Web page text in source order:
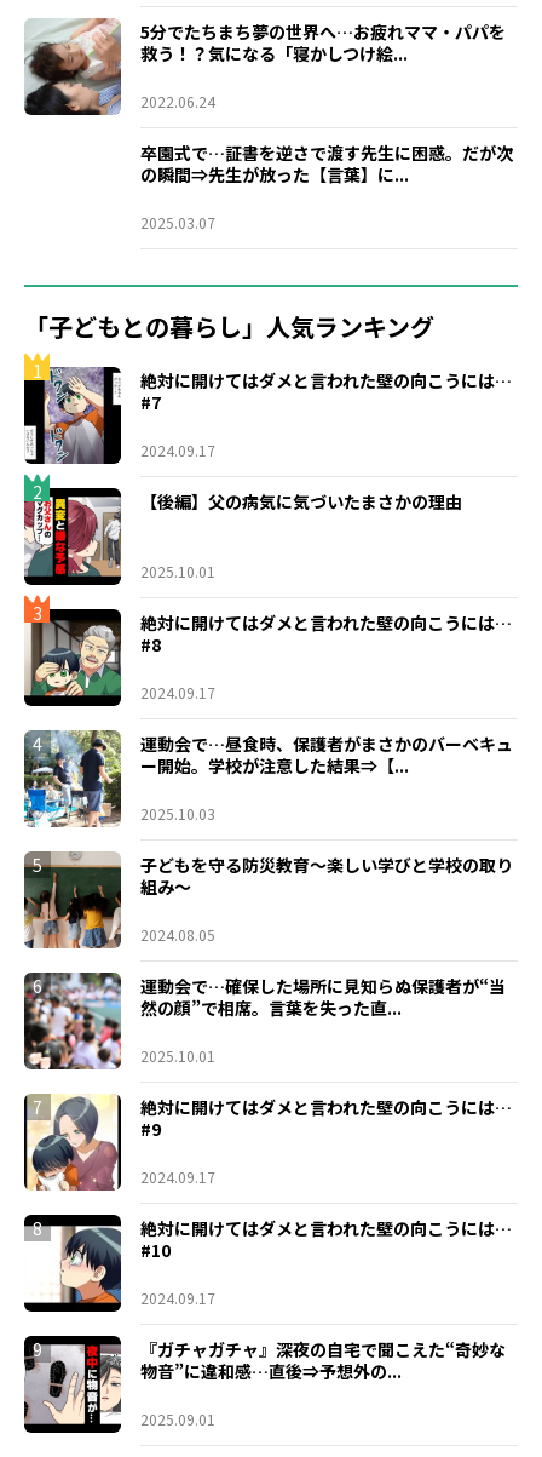
5分でたちまち夢の世界へ…お疲れママ・パパを
救う！？気になる「寝かしつけ絵...
2022.06.24
卒園式で…証書を逆さで渡す先生に困惑。だが次
の瞬間⇒先生が放った【言葉】に...
2025.03.07
「子どもとの暮らし」人気ランキング
1
絶対に開けてはダメと言われた壁の向こうには…
#7
2024.09.17
2 【後編】父の病気に気づいたまさかの理由
2025.10.01
3
絶対に開けてはダメと言われた壁の向こうには…
#8
2024.09.17
4
運動会で…昼食時、保護者がまさかのバーベキュ
ー開始。学校が注意した結果⇒【...
2025.10.03
5
子どもを守る防災教育～楽しい学びと学校の取り
組み～
2024.08.05
6
運動会で…確保した場所に見知らぬ保護者が“当
然の顔”で相席。言葉を失った直...
2025.10.01
7
絶対に開けてはダメと言われた壁の向こうには…
#9
2024.09.17
8
絶対に開けてはダメと言われた壁の向こうには…
#10
2024.09.17
9
『ガチャガチャ』深夜の自宅で聞こえた“奇妙な
物音”に違和感…直後⇒予想外の...
2025.09.01